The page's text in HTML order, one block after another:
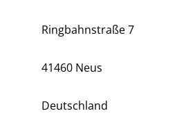
Ringbahnstraße 7
41460 Neus
Deutschland